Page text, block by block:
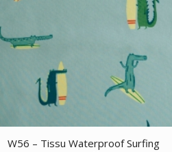
W56 – Tissu Waterproof Surfing